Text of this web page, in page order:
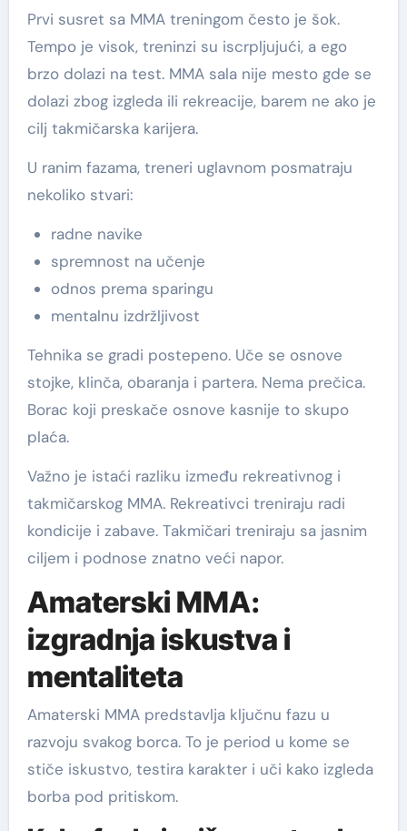
Prvi susret sa MMA treningom često je šok.
Tempo je visok, treninzi su iscrpljujući, a ego
brzo dolazi na test. MMA sala nije mesto gde se
dolazi zbog izgleda ili rekreacije, barem ne ako je
cilj takmičarska karijera.
U ranim fazama, treneri uglavnom posmatraju
nekoliko stvari:
radne navike
spremnost na učenje
odnos prema sparingu
mentalnu izdržljivost
Tehnika se gradi postepeno. Uče se osnove
stojke, klinča, obaranja i partera. Nema prečica.
Borac koji preskače osnove kasnije to skupo
plaća.
Važno je istaći razliku između rekreativnog i
takmičarskog MMA. Rekreativci treniraju radi
kondicije i zabave. Takmičari treniraju sa jasnim
ciljem i podnose znatno veći napor.
Amaterski MMA:
izgradnja iskustva i
mentaliteta
Amaterski MMA predstavlja ključnu fazu u
razvoju svakog borca. To je period u kome se
stiče iskustvo, testira karakter i uči kako izgleda
borba pod pritiskom.